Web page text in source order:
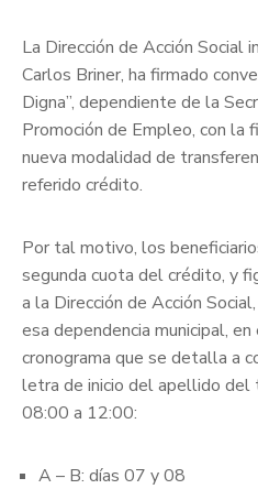
La Dirección de Acción Social
Carlos Briner, ha firmado
Digna”, dependiente de la
Promoción de Empleo, con la
nueva modalidad de
referido crédito.
Por tal motivo, los
segunda cuota del crédito, y
a la Dirección de Acción
esa dependencia municipal,
cronograma que se detalla a
letra de inicio del apellido del
08:00 a 12:00:
A – B: días 07 y 08